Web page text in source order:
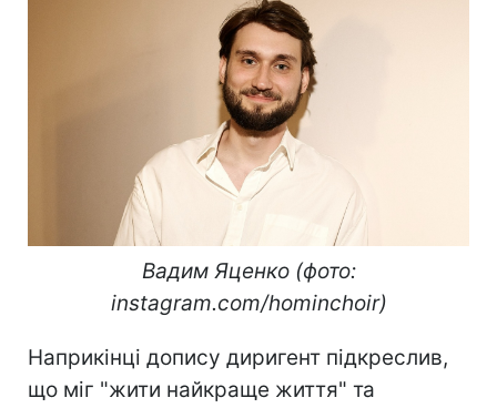
Вадим Яценко (фото:
instagram.com/hominchoir)
Наприкінці допису диригент підкреслив,
що міг "жити найкраще життя" та